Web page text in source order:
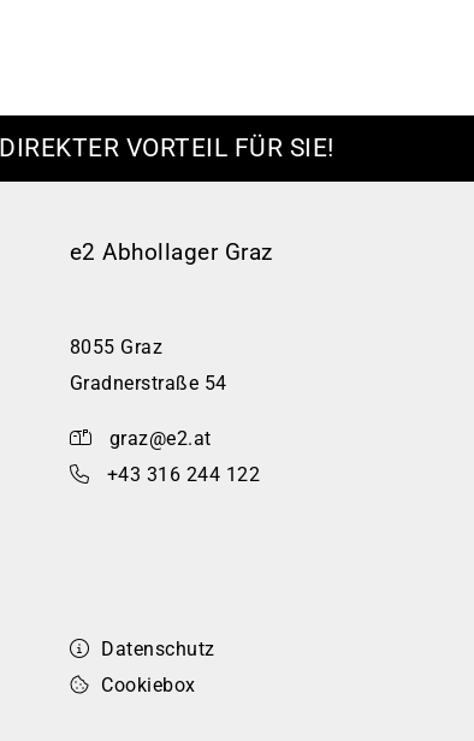
VORTEIL FÜR SIE!
e2 Abhollager Graz
8055 Graz
Gradnerstraße 54
graz@e2.at
+43 316 244 122
Datenschutz
Cookiebox